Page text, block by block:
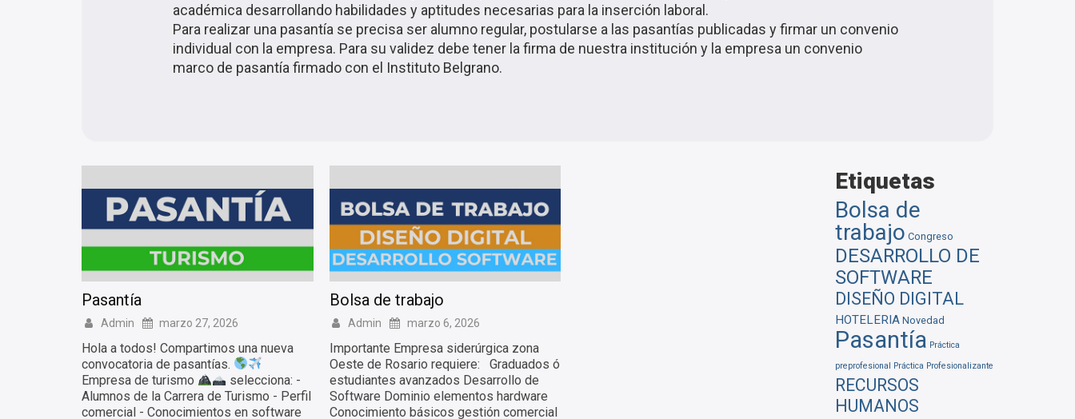
académica desarrollando habilidades y aptitudes necesarias para la inserción laboral.
Para realizar una pasantía se precisa ser alumno regular, postularse a las pasantías publicadas y firmar un convenio
individual con la empresa. Para su validez debe tener la firma de nuestra institución y la empresa un convenio
marco de pasantía firmado con el Instituto Belgrano.
Pasantía
Admin marzo 27, 2026
Hola a todos! Compartimos una nueva
convocatoria de pasantías.
Empresa de turismo
selecciona: -
Alumnos de la Carrera de Turismo - Perfil
comercial - Conocimientos en software
Bolsa de trabajo
Admin marzo 6, 2026
Importante Empresa siderúrgica zona
Oeste de Rosario requiere: Graduados ó
estudiantes avanzados Desarrollo de
Software Dominio elementos hardware
Conocimiento básicos gestión comercial
Etiquetas
Bolsa de
trabajo Congreso
DESARROLLO DE
SOFTWARE
DISEÑO DIGITAL
HOTELERIA Novedad
Pasantía Práctica
preprofesional Práctica Profesionalizante
RECURSOS
HUMANOS